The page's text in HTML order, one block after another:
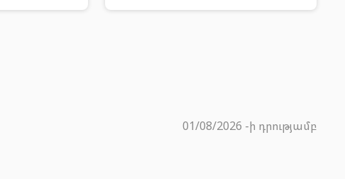
01/08/2026 -ի դրությամբ